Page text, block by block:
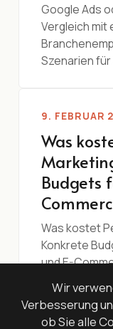
Google Ads
Vergleich mit
Szenarien für
9. FEBRUAR
Was
Budgets
Was kostet
Konkrete
und E-
Wir
Verbesserung
ob Sie alle